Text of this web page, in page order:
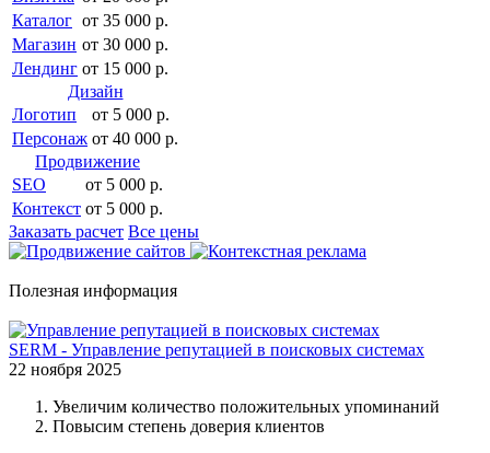
Каталог от 35 000 р.
Магазин от 30 000 р.
Лендинг от 15 000 р.
Дизайн
Логотип
от 5 000 р.
Персонаж от 40 000 р.
Продвижение
SEO
от 5 000 р.
Контекст от 5 000 р.
Заказать расчет Все цены
Полезная информация
SERM - Управление репутацией в поисковых системах
22 ноября 2025
Увеличим количество положительных упоминаний
Повысим степень доверия клиентов